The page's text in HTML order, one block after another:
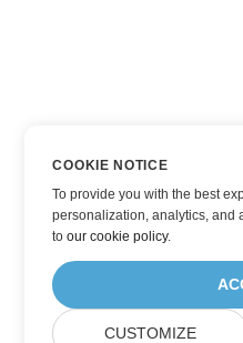
COOKIE NOTICE
To provide you with the best
personalization, analytics, and
toour cookie policy.
CUSTOMIZE